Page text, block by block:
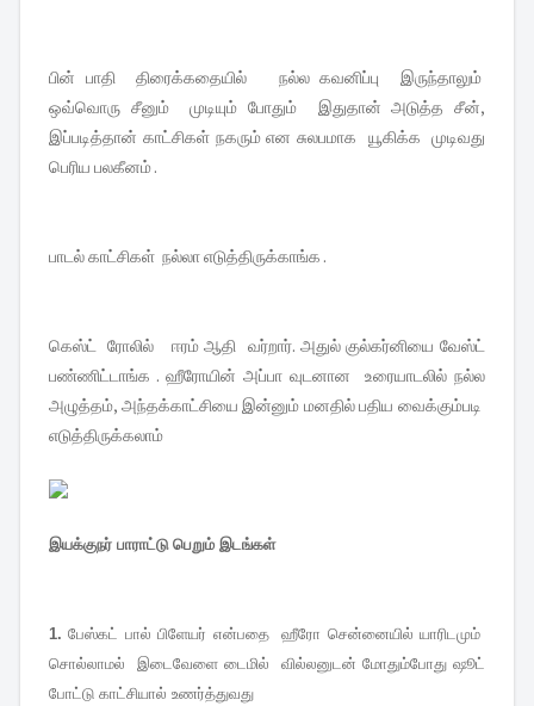
பின் பாதி திரைக்கதையில் நல்ல கவனிப்பு இருந்தாலும்
ஒவ்வொரு சீனும் முடியும் போதும் இதுதான் அடுத்த சீன்,
இப்படித்தான் காட்சிகள் நகரும் என சுலபமாக யூகிக்க முடிவது
பெரிய பலகீனம் .
பாடல் காட்சிகள் நல்லா எடுத்திருக்காங்க .
கெஸ்ட் ரோலில் ஈரம் ஆதி வர்றார். அதுல் குல்கர்னியை வேஸ்ட்
பண்ணிட்டாங்க . ஹீரோயின் அப்பா வுடனான உரையாடலில் நல்ல
அழுத்தம், அந்தக்காட்சியை இன்னும் மனதில் பதிய வைக்கும்படி
எடுத்திருக்கலாம்
இயக்குநர் பாராட்டு பெறும் இடங்கள்
1.பேஸ்கட் பால் பிளேயர் என்பதை ஹீரோ சென்னையில் யாரிடமும்
சொல்லாமல் இடைவேளை டைமில் வில்லனுடன் மோதும்போது ஷூட்
போட்டு காட்சியால் உணர்த்துவது